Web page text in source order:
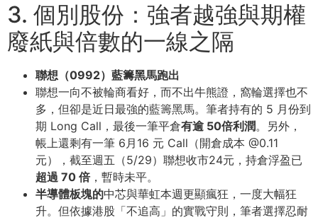
3. 個別股份：強者越強與期權
廢紙與倍數的一線之隔
聯想（0992）藍籌黑馬跑出
聯想一向不被輪商看好，而不出牛熊證，窩輪選擇也不
多，但卻是近日最強的藍籌黑馬。筆者持有的 5 月份到
期 Long Call，最後一筆平倉有逾 50倍利潤。另外，
帳上還剩有一筆 6月16 元 Call（開倉成本 @0.11
元），截至週五（5/29）聯想收市24元，持倉浮盈已
超過 70 倍，暫時未平。
半導體板塊的中芯與華虹本週更顯瘋狂，一度大幅狂
升。但依據港股「不追高」的實戰守則，筆者選擇忍耐